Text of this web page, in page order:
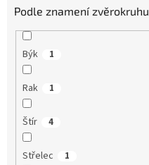
Podle znamení zvěrokruhu
Býk 1
Rak 1
Štír 4
Střelec 1